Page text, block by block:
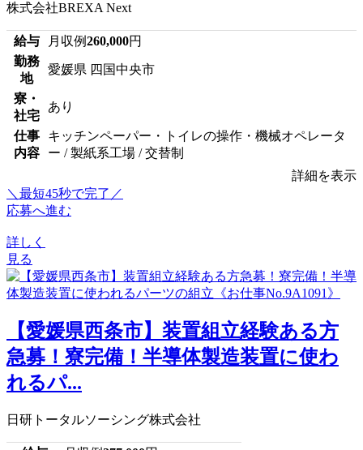
株式会社BREXA Next
給与 月収例260,000円
勤務
地
愛媛県 四国中央市
寮・
社宅
あり
仕事
内容
キッチンペーパー・トイレの操作・機械オペレータ
ー / 製紙系工場 / 交替制
詳細を表示
＼最短45秒で完了／
応募へ進む
詳しく
見る
【愛媛県西条市】装置組立経験ある方
急募！寮完備！半導体製造装置に使わ
れるパ...
日研トータルソーシング株式会社